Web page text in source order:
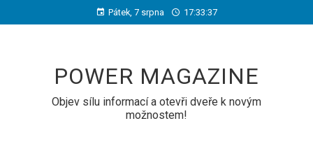
Pátek, 7 srpna 17:33:37
POWER MAGAZINE
Objev sílu informací a otevři dveře k novým
možnostem!